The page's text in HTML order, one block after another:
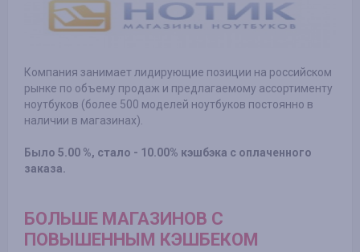
Компания занимает лидирующие позиции на российском
рынке по объему продаж и предлагаемому ассортименту
ноутбуков (более 500 моделей ноутбуков постоянно в
наличии в магазинах).
Было 5.00 %, стало - 10.00% кэшбэка с оплаченного
заказа.
БОЛЬШЕ МАГАЗИНОВ С
ПОВЫШЕННЫМ КЭШБЕКОМ